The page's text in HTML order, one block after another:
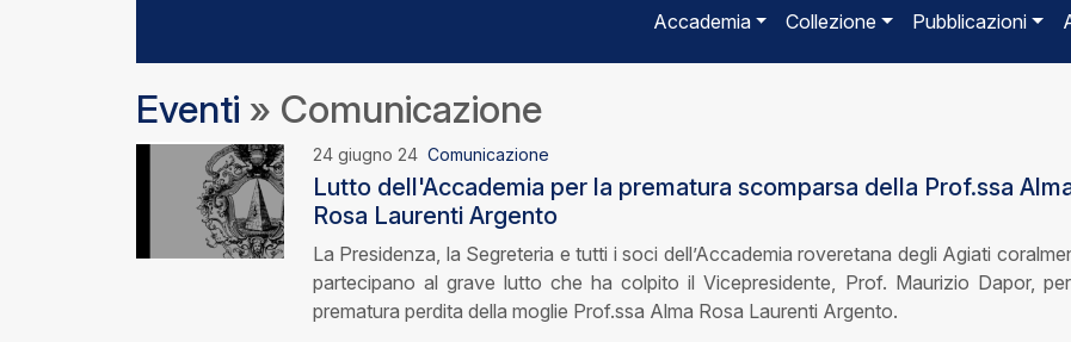
Accademia Collezione Pubblicazioni
Eventi » Comunicazione
24 giugno 24 Comunicazione
Lutto dell'Accademia per la prematura scomparsa della Prof.ssa
Rosa Laurenti Argento
La Presidenza, la Segreteria e tutti i soci dell’Accademia roveretana degli Agiati
partecipano al grave lutto che ha colpito il Vicepresidente, Prof. Maurizio Dapor,
prematura perdita della moglie Prof.ssa Alma Rosa Laurenti Argento.